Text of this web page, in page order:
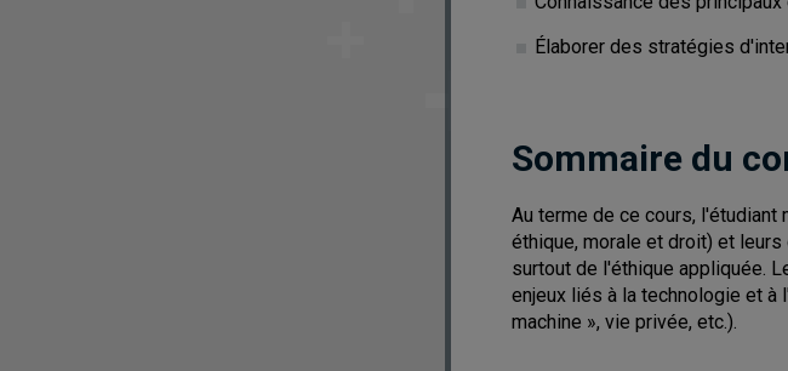
Élaborer des stratégies
Sommaire du
Au terme de ce cours,
éthique, morale et droit) et
surtout de l'éthique appliquée.
enjeux liés à la technologie et à
machine », vie privée, etc.).